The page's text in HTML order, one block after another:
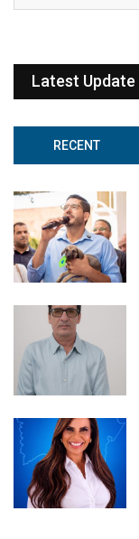
Latest Update
RECENT